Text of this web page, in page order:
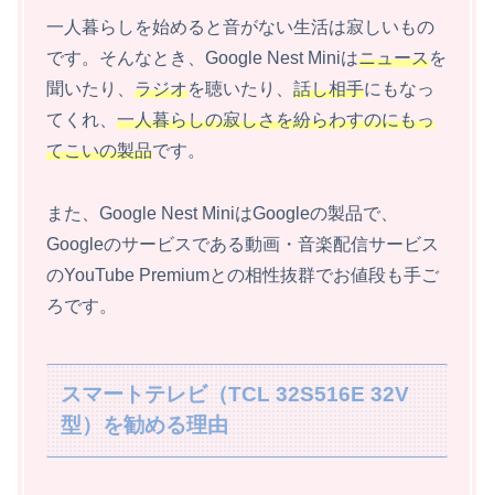
一人暮らしを始めると音がない生活は寂しいもの
です。そんなとき、Google Nest Miniはニュースを
聞いたり、 ラジオを聴いたり、 話し相手にもなっ
てくれ、 一人暮らしの寂しさを紛らわすのにもっ
てこいの製品です。
また、Google Nest MiniはGoogleの製品で、
Googleのサービスである動画・音楽配信サービス
のYouTube Premiumとの相性抜群でお値段も手ご
ろです。
スマートテレビ（TCL 32S516E 32V
型）を勧める理由